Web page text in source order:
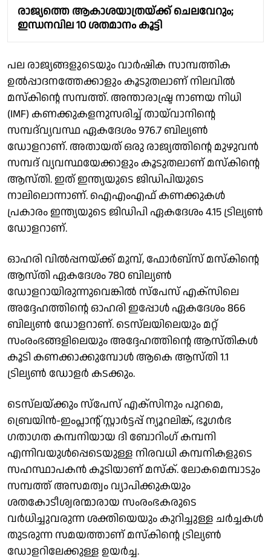
രാജ്യത്തെ ആകാശയാത്രയ്ക്ക് ചെലവേറും;
ഇന്ധനവില 10 ശതമാനം കൂട്ടി
പല രാജ്യങ്ങളുടെയും വാർഷിക സാമ്പത്തിക
ഉൽപ്പാദനത്തേക്കാളും കൂടുതലാണ് നിലവിൽ
മസ്കിൻ്റെ സമ്പത്ത്. അന്താരാഷ്ട്ര നാണയ നിധി
(IMF) കണക്കുകളനുസരിച്ച് തായ്‌വാനിന്റെ
സമ്പദ്‌വ്യവസ്ഥ ഏകദേശം 976.7 ബില്യൺ
ഡോളറാണ്. അതായത് ഒരു രാജ്യത്തിൻ്റെ മുഴുവൻ
സമ്പദ് വ്യവസ്ഥയേക്കാളും കൂടുതലാണ് മസ്കിൻ്റെ
ആസ്തി. ഇത് ഇന്ത്യയുടെ ജിഡിപിയുടെ
നാലിലൊന്നാണ്. ഐഎംഎഫ് കണക്കുകൾ
പ്രകാരം ഇന്ത്യയുടെ ജിഡിപി ഏകദേശം 4.15 ട്രില്യൺ
ഡോളറാണ്.
ഓഹരി വിൽപ്പനയ്ക്ക് മുമ്പ്, ഫോർബ്സ് മസ്കിന്റെ
ആസ്തി ഏകദേശം 780 ബില്യൺ
ഡോളറായിരുന്നുവെങ്കിൽ സ്‌പേസ് എക്‌സിലെ
അദ്ദേഹത്തിന്റെ ഓഹരി ഇപ്പോൾ ഏകദേശം 866
ബില്യൺ ഡോളറാണ്. ടെസ്‌ലയിലെയും മറ്റ്
സംരംഭങ്ങളിലെയും അദ്ദേഹത്തിന്റെ ആസ്തികൾ
കൂടി കണക്കാക്കുമ്പോൾ ആകെ ആസ്തി 1.1
ട്രില്യൺ ഡോളർ കടക്കും.
ടെസ്‌ലയ്ക്കും സ്‌പേസ് എക്‌സിനും പുറമെ,
ബ്രെയിൻ-ഇംപ്ലാന്റ് സ്റ്റാർട്ടപ്പ് ന്യൂറലിങ്ക്, ഭൂഗർഭ
ഗതാഗത കമ്പനിയായ ദി ബോറിംഗ് കമ്പനി
എന്നിവയുൾപ്പെടെയുള്ള നിരവധി കമ്പനികളുടെ
സഹസ്ഥാപകൻ കൂടിയാണ് മസ്ക്. ലോകമെമ്പാടും
സമ്പത്ത് അസമത്വം വ്യാപിക്കുകയും
ശതകോടീശ്വരന്മാരായ സംരംഭകരുടെ
വർധിച്ചുവരുന്ന ശക്തിയെയും കുറിച്ചുള്ള ചർച്ചകൾ
തുടരുന്ന സമയത്താണ് മസ്‌കിന്റെ ട്രില്യൺ
ഡോളറിലേക്കുള്ള ഉയർച്ച.